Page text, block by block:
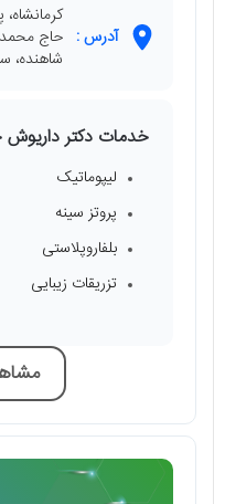
آدرس : حاج
شاهنده،
خدمات دکتر داریوش
لیپوماتیک
پروتز سینه
بلفاروپلاستی
تزریقات زیبایی